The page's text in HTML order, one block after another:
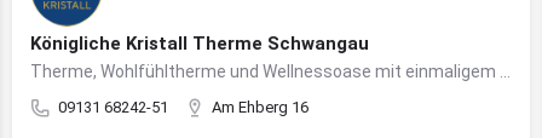
Königliche Kristall Therme Schwangau
09131 68242-51 Am Ehberg 16